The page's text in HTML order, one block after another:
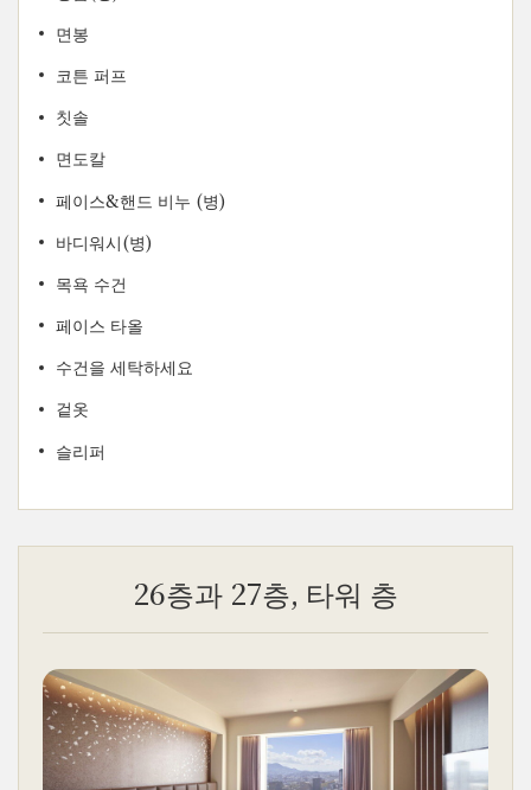
면봉
코튼 퍼프
칫솔
면도칼
페이스&핸드 비누 (병)
바디워시(병)
목욕 수건
페이스 타올
수건을 세탁하세요
겉옷
슬리퍼
26층과 27층, 타워 층